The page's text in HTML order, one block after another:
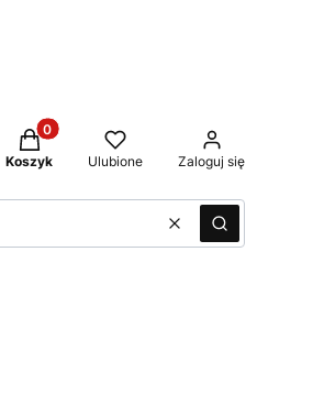
Produkty w koszyku: 0. Zobacz
Koszyk Ulubione Zaloguj się
WyczyśćSzukaj